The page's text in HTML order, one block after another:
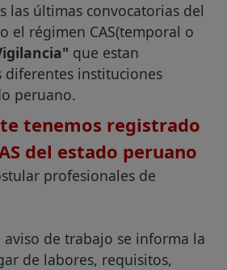
las últimas convocatorias del
el régimen CAS(temporal o
que estan
diferentes instituciones
peruano.
tenemos registrado
del estado peruano
profesionales de
aviso de trabajo se informa la
de labores, requisitos,